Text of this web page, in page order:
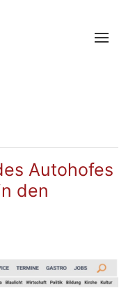
Autohofes
den